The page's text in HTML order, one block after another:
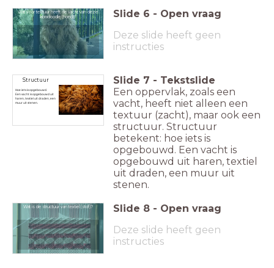
Wat voor textuur heeft de vacht van deze
labradoodle (hond)?
Slide 6 - Open vraag
Deze slide heeft geen
instructies
Structuur
Hoe iets is opgebouwd.
Een vacht is opgebouwd uit
haren, textiel uit draden, een
muur uit stenen.
Slide 7 - Tekstslide
Een oppervlak, zoals een
vacht, heeft niet alleen een
textuur (zacht), maar ook een
structuur. Structuur
betekent: hoe iets is
opgebouwd. Een vacht is
opgebouwd uit haren, textiel
uit draden, een muur uit
stenen.
Wat is de structuur van textiel (stof)? Slide 8 - Open vraag
Deze slide heeft geen
instructies